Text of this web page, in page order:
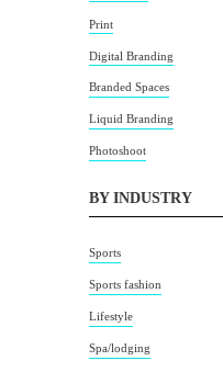
Print
Digital Branding
Branded Spaces
Liquid Branding
Photoshoot
BY INDUSTRY
Sports
Sports fashion
Lifestyle
Spa/lodging